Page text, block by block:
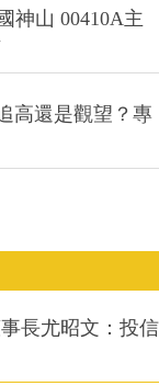
神山 00410A主
高還是觀望？專
長尤昭文：投信